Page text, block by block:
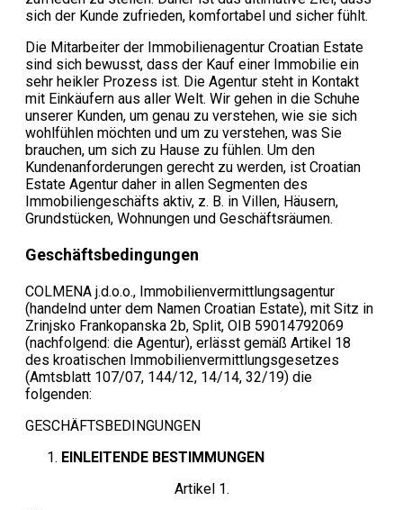
sich der Kunde zufrieden, komfortabel und sicher fühlt.
Die Mitarbeiter der Immobilienagentur Croatian Estate
sind sich bewusst, dass der Kauf einer Immobilie ein
sehr heikler Prozess ist. Die Agentur steht in Kontakt
mit Einkäufern aus aller Welt. Wir gehen in die Schuhe
unserer Kunden, um genau zu verstehen, wie sie sich
wohlfühlen möchten und um zu verstehen, was Sie
brauchen, um sich zu Hause zu fühlen. Um den
Kundenanforderungen gerecht zu werden, ist Croatian
Estate Agentur daher in allen Segmenten des
Immobiliengeschäfts aktiv, z. B. in Villen, Häusern,
Grundstücken, Wohnungen und Geschäftsräumen.
Geschäftsbedingungen
COLMENA j.d.o.o., Immobilienvermittlungsagentur
(handelnd unter dem Namen Croatian Estate), mit Sitz in
Zrinjsko Frankopanska 2b, Split, OIB 59014792069
(nachfolgend: die Agentur), erlässt gemäß Artikel 18
des kroatischen Immobilienvermittlungsgesetzes
(Amtsblatt 107/07, 144/12, 14/14, 32/19) die
folgenden:
GESCHÄFTSBEDINGUNGEN
EINLEITENDE BESTIMMUNGEN
Artikel 1.